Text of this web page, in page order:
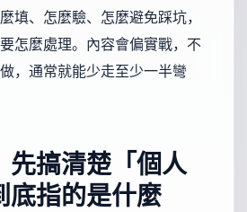
填、怎麼驗、怎麼避免踩坑，
怎麼處理。內容會偏實戰，不
，通常就能少走至少一半彎
先搞清楚「個人
底指的是什麼